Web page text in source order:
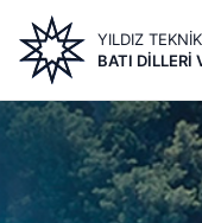
içeriğe
atla
YILDIZ
BATI DILLERI
Image